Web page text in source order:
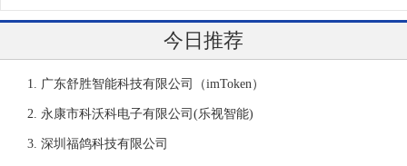
今日推荐
广东舒胜智能科技有限公司（imToken）
永康市科沃科电子有限公司(乐视智能)
深圳福鸽科技有限公司